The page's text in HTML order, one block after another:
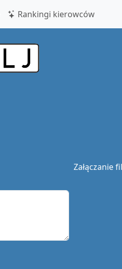
Rankingi kierowców
Załączanie